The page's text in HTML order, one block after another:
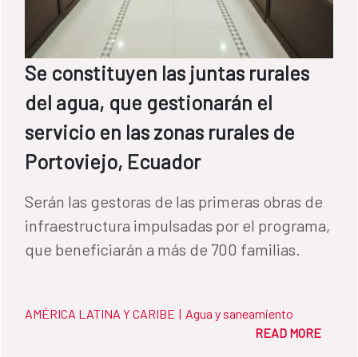
Se constituyen las juntas rurales
del agua, que gestionarán el
servicio en las zonas rurales de
Portoviejo, Ecuador
Serán las gestoras de las primeras obras de
infraestructura impulsadas por el programa,
que beneficiarán a más de 700 familias.
AMÉRICA LATINA Y CARIBE | Agua y saneamiento
READ MORE